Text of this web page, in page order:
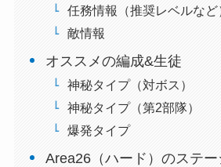
任務情報（推奨レベルなど
敵情報
オススメの編成&生徒
神秘タイプ（対ボス）
神秘タイプ（第2部隊）
爆発タイプ
Area26（ハード）のステー